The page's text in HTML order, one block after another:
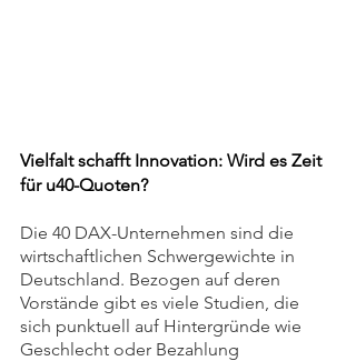
Vielfalt schafft Innovation: Wird es Zeit
für u40-Quoten?
Die 40 DAX-Unternehmen sind die
wirtschaftlichen Schwergewichte in
Deutschland. Bezogen auf deren
Vorstände gibt es viele Studien, die
sich punktuell auf Hintergründe wie
Geschlecht oder Bezahlung